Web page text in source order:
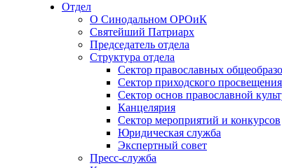
Отдел
О Синодальном ОРОиК
Святейший Патриарх
Председатель отдела
Структура отдела
Сектор православных
Сектор приходского просвещения
Сектор основ православной
Канцелярия
Сектор мероприятий и конкурсов
Юридическая служба
Экспертный совет
Пресс-служба